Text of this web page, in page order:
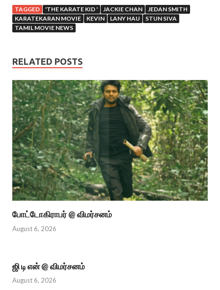
TAGGED 'THE KARATE KID ' JACKIE CHAN
JEDAN SMITH
KARATEKARAN MOVIE
KEVIN LANY HAU
STUN SIVA
TAMIL MOVIE NEWS
RELATED POSTS
போட்டோகிராபர் @ விமர்சனம்
August 6, 2026
ஜி டி என் @ விமர்சனம்
August 6, 2026